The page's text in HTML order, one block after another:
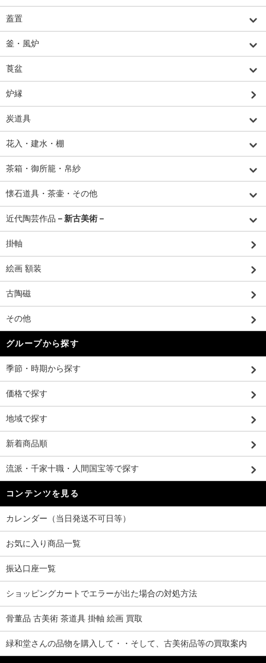
蓋置
釜・風炉
莨盆
炉縁
炭道具
花入・建水・棚
茶箱・御所籠・帛紗
懐石道具・茶壷・その他
近代陶芸作品 －新古美術－
掛軸
絵画 額装
古陶磁
その他
グループから探す
季節・時期から探す
価格で探す
地域で探す
新着商品順
流派・千家十職・人間国宝等で探す
コンテンツを見る
カレンダー（当日発送不可日等）
お気に入り商品一覧
振込口座一覧
ショッピングカートでエラーが出た場合の対処方法
骨董品 古美術 茶道具 掛軸 絵画 買取
緑和堂さんの品物を購入して・・そして、古美術品等の買取案内